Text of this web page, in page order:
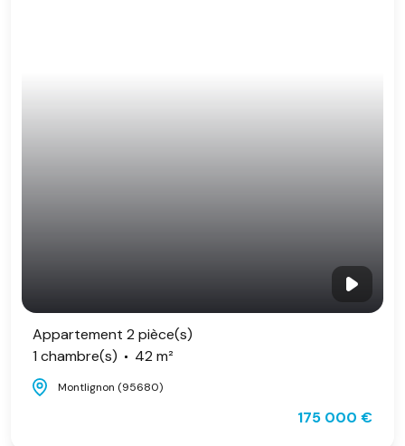
Appartement 2 pièce(s)
1 chambre(s)
42 m²
Montlignon (95680)
175 000 €